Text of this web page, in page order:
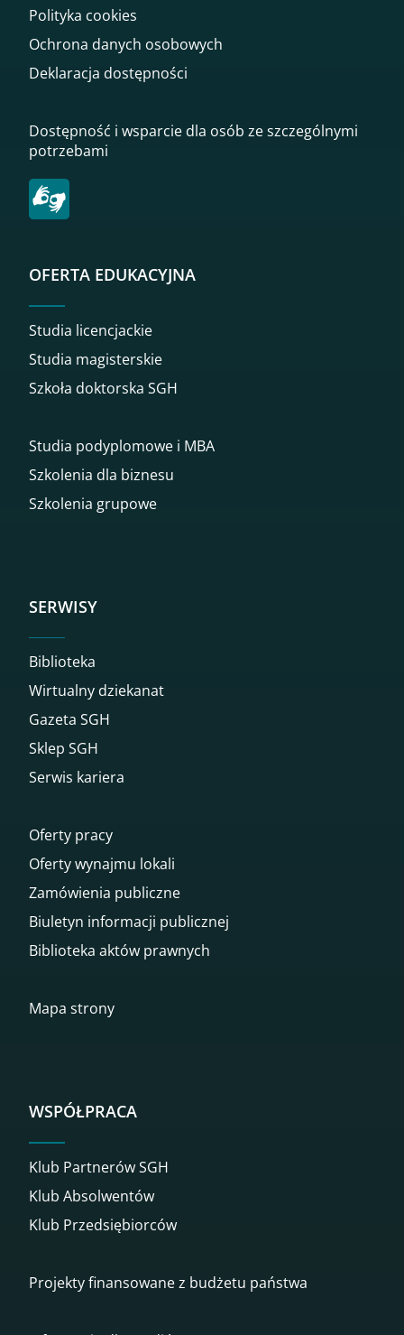
Polityka cookies
Ochrona danych osobowych
Deklaracja dostępności
Dostępność i wsparcie dla osób ze szczególnymi
potrzebami
OFERTA EDUKACYJNA
Studia licencjackie
Studia magisterskie
Szkoła doktorska SGH
Studia podyplomowe i MBA
Szkolenia dla biznesu
Szkolenia grupowe
SERWISY
Biblioteka
Wirtualny dziekanat
Gazeta SGH
Sklep SGH
Serwis kariera
Oferty pracy
Oferty wynajmu lokali
Zamówienia publiczne
Biuletyn informacji publicznej
Biblioteka aktów prawnych
Mapa strony
WSPÓŁPRACA
Klub Partnerów SGH
Klub Absolwentów
Klub Przedsiębiorców
Projekty finansowane z budżetu państwa